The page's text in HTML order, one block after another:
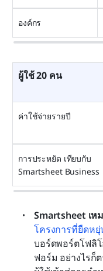
องค์กร
ผู้ใช้ 20 คน
ค่าใช้จ่ายรายปี
การประหยัด เทียบกับ
Smartsheet Business
Smartsheet เห
โครงการที่ยืดห
บอร์ดพอร์ตโฟลิ
ฟอร์ม อย่างไรก็